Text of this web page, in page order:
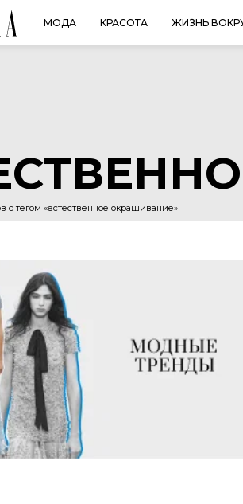
МОДА КРАСОТА ЖИЗНЬ
с тегом «естественное окрашивание»